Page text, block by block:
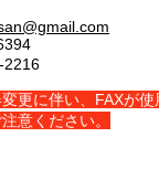
更に伴い、FAXが使
意ください。